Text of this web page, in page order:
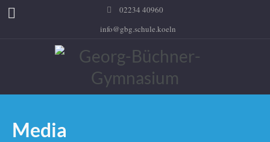
02234 40960
info@gbg.schule.koeln
Media